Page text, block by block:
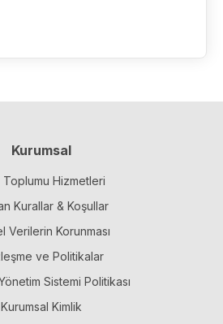
Kurumsal
Toplumu Hizmetleri
Kurallar & Koşullar
Verilerin Korunması
ve Politikalar
Sistemi Politikası
Kurumsal Kimlik